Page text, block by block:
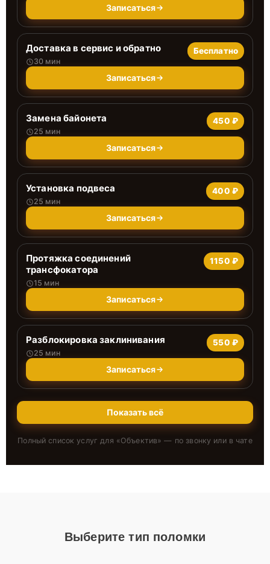
Записаться
Доставка в сервис и обратно
30 мин
Бесплатно
Записаться
Замена байонета
25 мин
450 ₽
Записаться
Установка подвеса
25 мин
400 ₽
Записаться
Протяжка соединений
трансфокатора
15 мин
1150 ₽
Записаться
Разблокировка заклинивания
25 мин
550 ₽
Записаться
Показать всё
Полный список услуг для «Объектив» — по звонку или в чате
Выберите тип поломки